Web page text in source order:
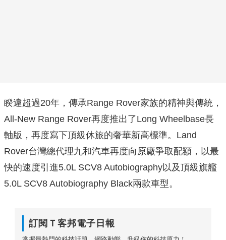
睽違超過20年，傳承Range Rover家族的精神與傳統，
All-New Range Rover再度推出了Long Wheelbase長
軸版，再度寫下頂級休旅的奢華新高標準。Land
Rover台灣總代理九和汽車再度向原廠爭取配額，以最
快的速度引進5.0L SCV8 Autobiography以及頂級旗艦
5.0L SCV8 Autobiography Black兩款車型。
訂閱Ｔ客邦電子日報